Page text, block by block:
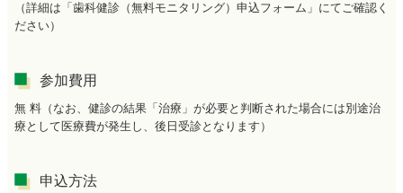
（詳細は「歯科健診（無料モニタリング）申込フォーム」にてご確認く
ださい）
参加費用
無 料（なお、健診の結果「治療」が必要と判断された場合には別途治
療として医療費が発生し、後日受診となります）
申込方法